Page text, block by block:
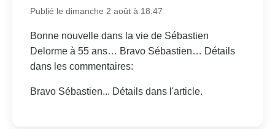
Publié le dimanche 2 août à 18:47
Bonne nouvelle dans la vie de Sébastien
Delorme à 55 ans… Bravo Sébastien… Détails
dans les commentaires:
Bravo Sébastien... Détails dans l'article.